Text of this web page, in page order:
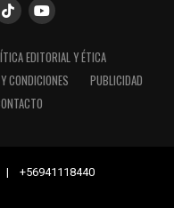
EDITORIAL Y ÉTICA
CONDICIONES
PUBLICIDAD
| +56941118440